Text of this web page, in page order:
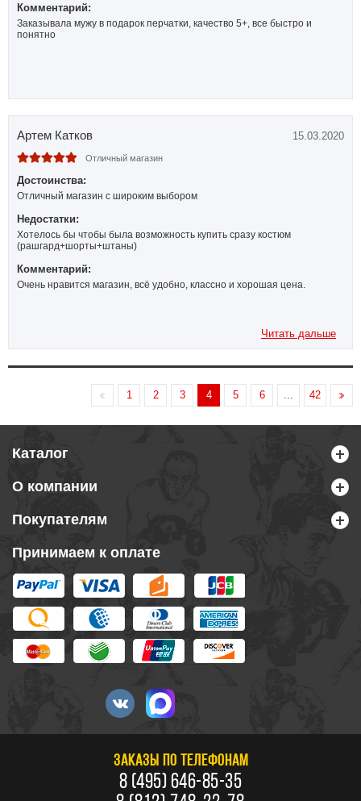
Комментарий:
Заказывала мужу в подарок перчатки, качество 5+, все быстро и
понятно
Артем Катков 15.03.2020
Отличный магазин
Достоинства:
Отличный магазин с широким выбором
Недостатки:
Хотелось бы чтобы была возможность купить сразу костюм
(рашгард+шорты+штаны)
Комментарий:
Очень нравится магазин, всё удобно, классно и хорошая цена.
Читать дальше
1 2 3 4 5 6 42
Каталог
О компании
Покупателям
Принимаем к оплате
ЗАКАЗЫ ПО ТЕЛЕФОНАМ
8 (495) 646-85-35